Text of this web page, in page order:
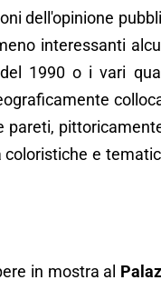
dell'opinione
interessanti
del 1990 o i vari
pareti,
coloristiche e
in mostra al